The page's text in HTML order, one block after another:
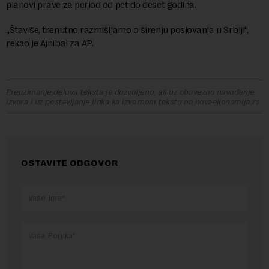
planovi prave za period od pet do deset godina.
„Štaviše, trenutno razmišljamo o širenju poslovanja u Srbiji“,
rekao je Ajnibal za AP.
Preuzimanje delova teksta je dozvoljeno, ali uz obavezno navođenje
izvora i uz postavljanje linka ka izvornom tekstu na novaekonomija.rs
OSTAVITE ODGOVOR